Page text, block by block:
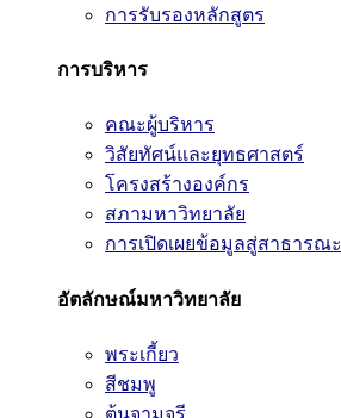
การรับรองหลักสูตร
การบริหาร
คณะผู้บริหาร
วิสัยทัศน์และยุทธศาสตร์
โครงสร้างองค์กร
สภามหาวิทยาลัย
การเปิดเผยข้อมูลสู่สาธารณะ
อัตลักษณ์มหาวิทยาลัย
พระเกี้ยว
สีชมพู
ต้นจามจุรี